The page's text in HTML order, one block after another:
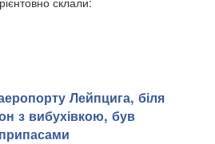
Лейпцига, біля
з вибухівкою, був